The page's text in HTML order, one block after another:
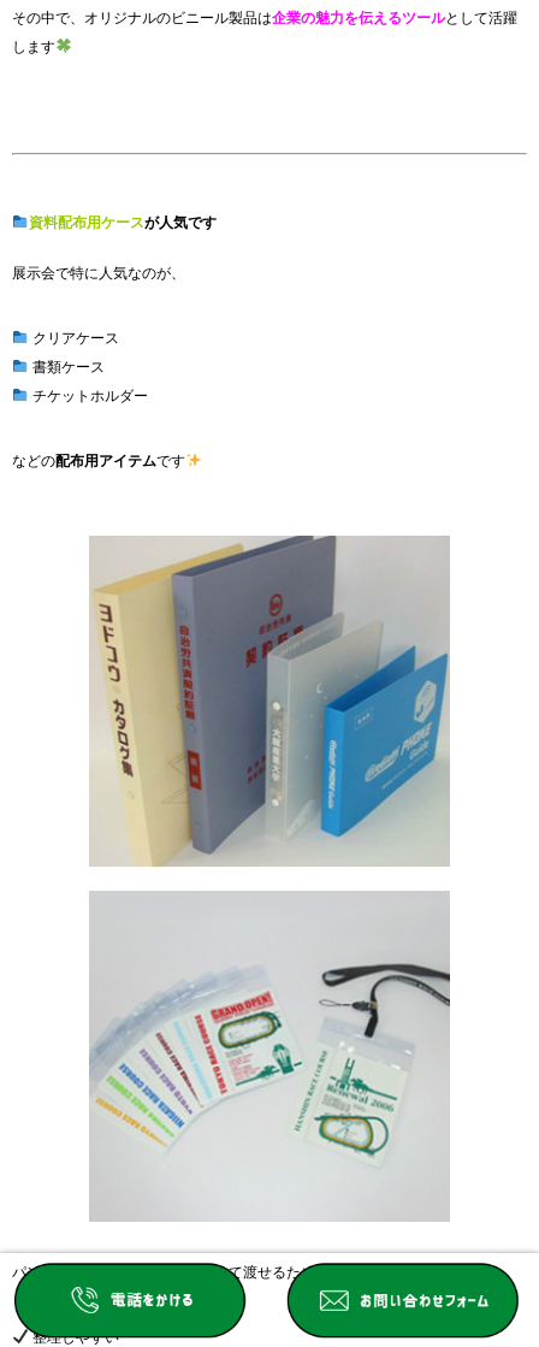
その中で、オリジナルのビニール製品は企業の魅力を伝えるツールとして活躍
します
資料配布用ケースが人気です
展示会で特に人気なのが、
クリアケース
書類ケース
チケットホルダー
などの配布用アイテムです
パンフレットや会社案内をまとめて渡せるため、
整理しやすい